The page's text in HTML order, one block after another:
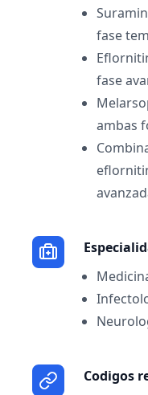
fase
fase
ambas
Codigos